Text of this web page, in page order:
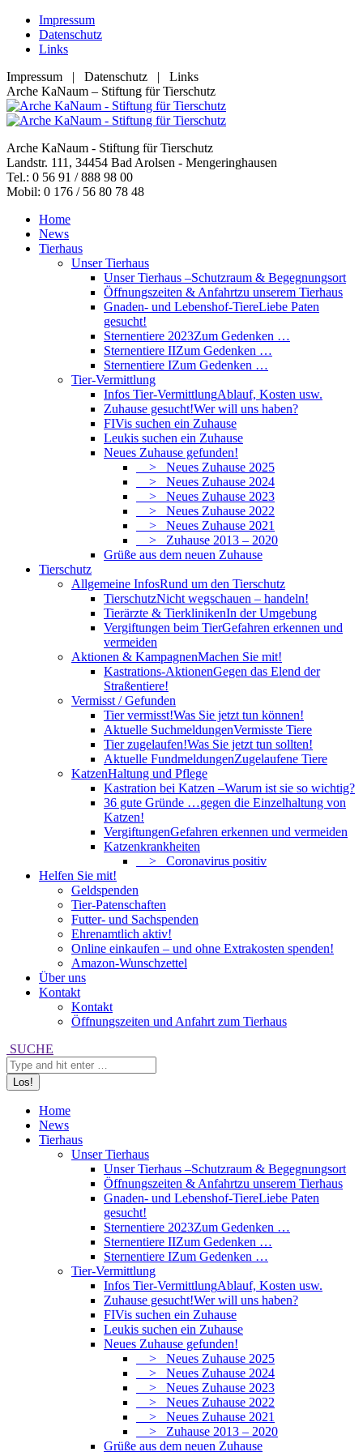
Zum
Inhalt
springen
Impressum
Datenschutz
Links
Impressum | Datenschutz | Links
Facebook
page
opens
new
window
YouTube
page
opens
new
window
RSS
page
opens
new
window
E-
Mail
page
in
new
window
Arche KaNaum – Stiftung für Tierschutz
Arche KaNaum - Stiftung für Tierschutz
Landstr. 111, 34454 Bad Arolsen - Mengeringhausen
Tel.: 0 56 91 / 888 98 00
Mobil: 0 176 / 56 80 78 48
Home
News
Tierhaus
Unser Tierhaus
Unser Tierhaus –Schutzraum & Begegnungsort
Öffnungszeiten & Anfahrtzu unserem Tierhaus
Gnaden- und Lebenshof-TiereLiebe Paten
gesucht!
Sternentiere 2023Zum Gedenken …
Sternentiere IIZum Gedenken …
Sternentiere IZum Gedenken …
Tier-Vermittlung
Infos Tier-VermittlungAblauf, Kosten usw.
Zuhause gesucht!Wer will uns haben?
FIVis suchen ein Zuhause
Leukis suchen ein Zuhause
Neues Zuhause gefunden!
> Neues Zuhause 2025
> Neues Zuhause 2024
> Neues Zuhause 2023
> Neues Zuhause 2022
> Neues Zuhause 2021
> Zuhause 2013 – 2020
Grüße aus dem neuen Zuhause
Tierschutz
Allgemeine InfosRund um den Tierschutz
TierschutzNicht wegschauen – handeln!
Tierärzte & TierklinikenIn der Umgebung
Vergiftungen beim TierGefahren erkennen und
vermeiden
Aktionen & KampagnenMachen Sie mit!
Kastrations-AktionenGegen das Elend der
Straßentiere!
Vermisst / Gefunden
Tier vermisst!Was Sie jetzt tun können!
Aktuelle SuchmeldungenVermisste Tiere
Tier zugelaufen!Was Sie jetzt tun sollten!
Aktuelle FundmeldungenZugelaufene Tiere
KatzenHaltung und Pflege
Kastration bei Katzen –Warum ist sie so wichtig?
36 gute Gründe …gegen die Einzelhaltung von
Katzen!
VergiftungenGefahren erkennen und vermeiden
Katzenkrankheiten
> Coronavirus positiv
Helfen Sie mit!
Geldspenden
Tier-Patenschaften
Futter- und Sachspenden
Ehrenamtlich aktiv!
Online einkaufen – und ohne Extrakosten spenden!
Amazon-Wunschzettel
Über uns
Kontakt
Kontakt
Öffnungszeiten und Anfahrt zum Tierhaus
Search:
SUCHE
Home
News
Tierhaus
Unser Tierhaus
Unser Tierhaus –Schutzraum & Begegnungsort
Öffnungszeiten & Anfahrtzu unserem Tierhaus
Gnaden- und Lebenshof-TiereLiebe Paten
gesucht!
Sternentiere 2023Zum Gedenken …
Sternentiere IIZum Gedenken …
Sternentiere IZum Gedenken …
Tier-Vermittlung
Infos Tier-VermittlungAblauf, Kosten usw.
Zuhause gesucht!Wer will uns haben?
FIVis suchen ein Zuhause
Leukis suchen ein Zuhause
Neues Zuhause gefunden!
> Neues Zuhause 2025
> Neues Zuhause 2024
> Neues Zuhause 2023
> Neues Zuhause 2022
> Neues Zuhause 2021
> Zuhause 2013 – 2020
Grüße aus dem neuen Zuhause